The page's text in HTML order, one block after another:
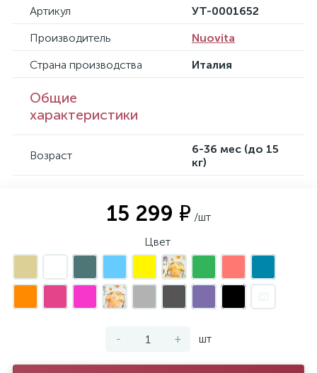
Артикул
УТ-0001652
Производитель
Nuovita
Страна производства
Италия
Общие
характеристики
Возраст
6-36 мес (до 15
кг)
15 299 ₽ /шт
Цвет
- + шт